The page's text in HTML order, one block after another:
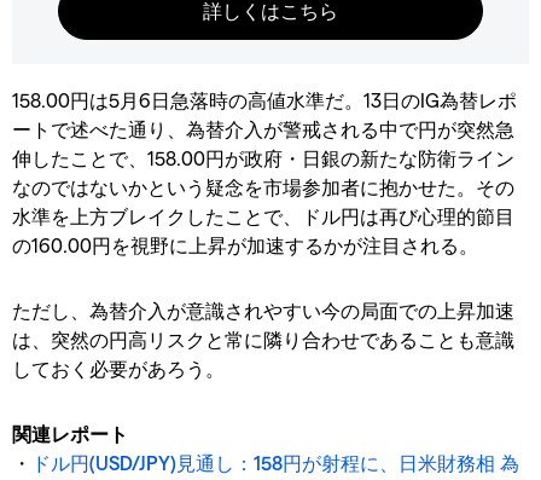
158.00円は5月6日急落時の高値水準だ。13日のIG為替レポ
ートで述べた通り、為替介入が警戒される中で円が突然急
伸したことで、158.00円が政府・日銀の新たな防衛ライン
なのではないかという疑念を市場参加者に抱かせた。その
水準を上方ブレイクしたことで、ドル円は再び心理的節目
の160.00円を視野に上昇が加速するかが注目される。
ただし、為替介入が意識されやすい今の局面での上昇加速
は、突然の円高リスクと常に隣り合わせであることも意識
しておく必要があろう。
関連レポート
・ ドル円(USD/JPY)見通し：158円が射程に、日米財務相 為